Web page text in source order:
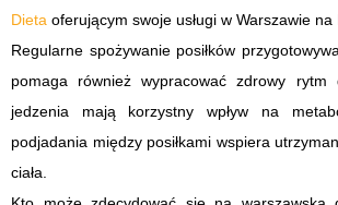
Dieta oferującym swoje usługi w Warszawie na
Regularne spożywanie posiłków
pomaga również wypracować zdrowy rytm
jedzenia mają korzystny wpływ na
podjadania między posiłkami wspiera
ciała.